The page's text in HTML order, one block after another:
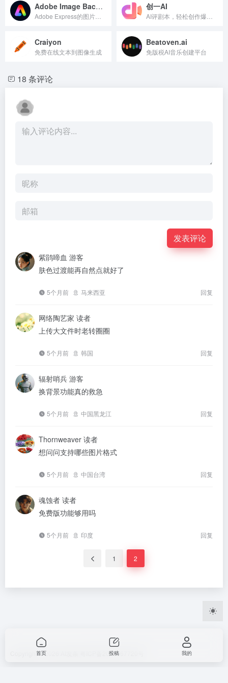
Adobe Image Background Remover 创一AI
Craiyon
免费在线文本到图像生成
Beatoven.ai
免版税AI音乐创建平台
18 条评论
发表评论
紫鹃啼血 游客
肤色过渡能再自然点就好了
5个月前 马来西亚 回复
网络陶艺家 读者
上传大文件时老转圈圈
5个月前 韩国 回复
辐射哨兵 游客
换背景功能真的救急
5个月前 中国黑龙江 回复
Thornweaver 读者
想问问支持哪些图片格式
5个月前 中国台湾 回复
魂蚀者 读者
免费版功能够用吗
5个月前 印度 回复
1 2
Copyright © 2026 粤ICP备2023067720号
首页 投稿 我的